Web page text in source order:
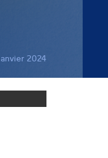
2024